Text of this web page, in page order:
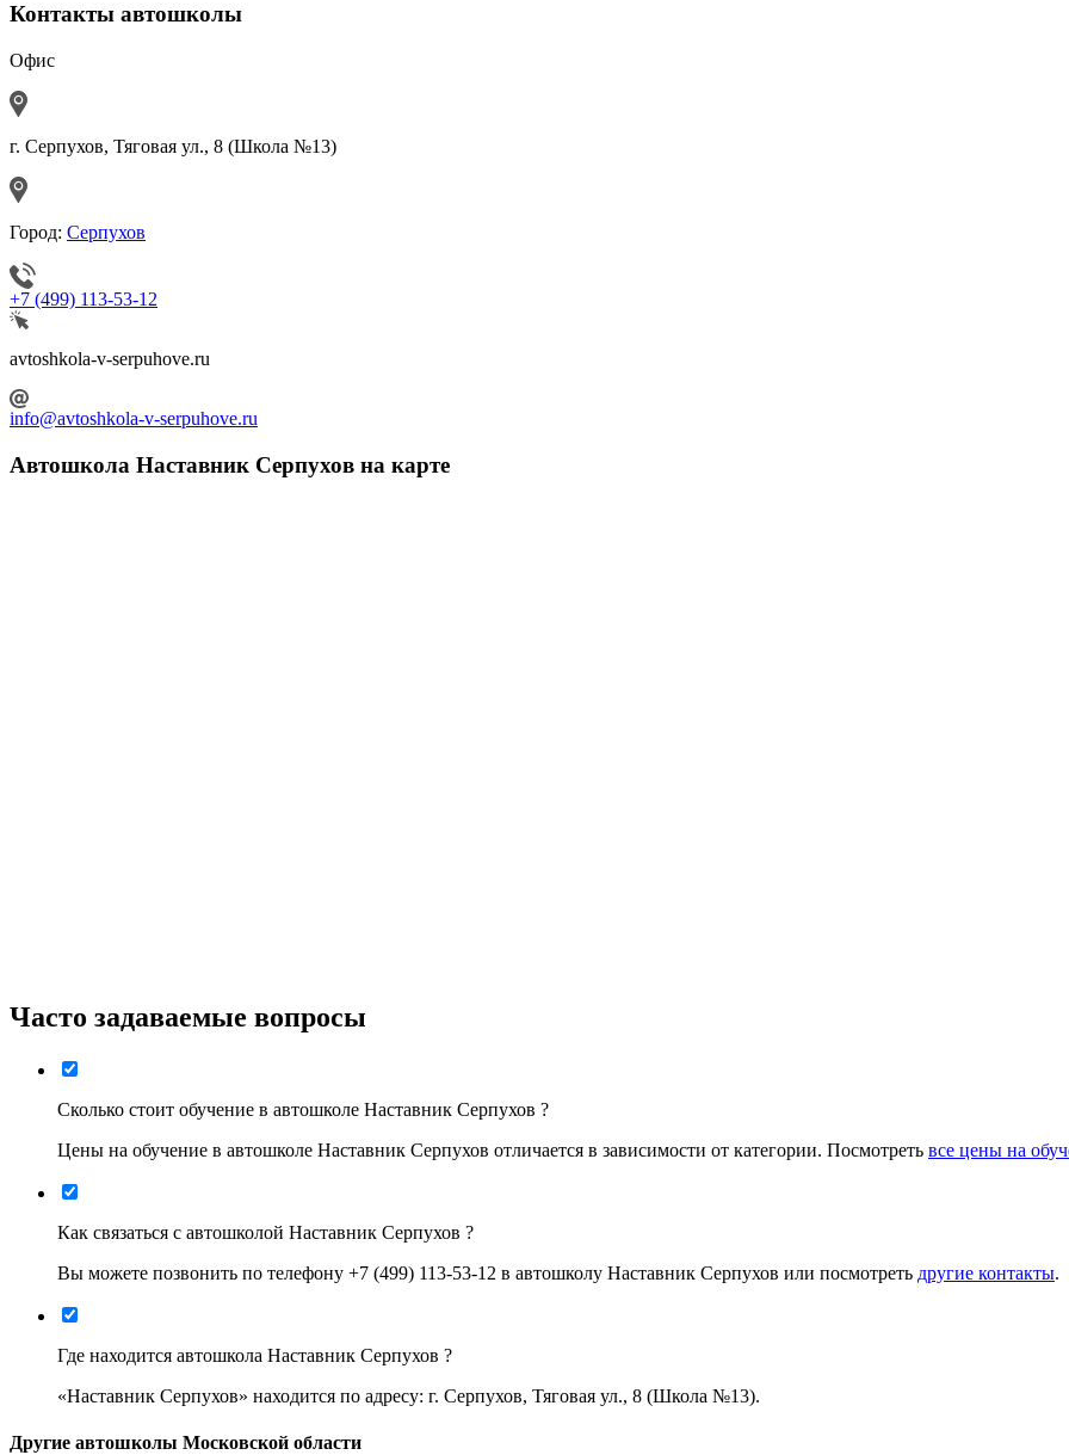
Контакты автошколы
Офис
г. Серпухов, Тяговая ул., 8 (Школа №13)
Город: Серпухов
+7 (499) 113-53-12
avtoshkola-v-serpuhove.ru
info@avtoshkola-v-serpuhove.ru
Автошкола Наставник Серпухов на карте
Часто задаваемые вопросы
Сколько стоит обучение в автошколе Наставник Серпухов ?
Цены на обучение в автошколе Наставник Серпухов отличается в зависимости от категории. Посмотреть все цены на
Как связаться с автошколой Наставник Серпухов ?
Вы можете позвонить по телефону +7 (499) 113-53-12 в автошколу Наставник Серпухов или посмотреть другие контакты.
Где находится автошкола Наставник Серпухов ?
«Наставник Серпухов» находится по адресу: г. Серпухов, Тяговая ул., 8 (Школа №13).
Другие автошколы Московской области